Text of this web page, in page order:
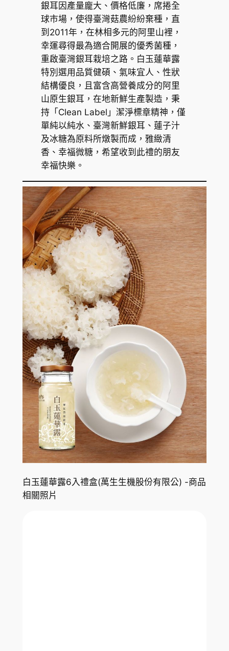
銀耳因產量龐大、價格低廉，席捲全
球市場，使得臺灣菇農紛紛棄種，直
到2011年，在林相多元的阿里山裡，
幸運尋得最為適合開展的優秀菌種，
重啟臺灣銀耳栽培之路。白玉蓮華露
特別選用品質健碩、氣味宜人、性狀
結構優良，且富含高營養成分的阿里
山原生銀耳，在地新鮮生產製造，秉
持「Clean Label」潔淨標章精神，僅
單純以純水、臺灣新鮮銀耳、蓮子汁
及冰糖為原料所燉製而成，雅緻清
香、幸福微糖，希望收到此禮的朋友
幸福快樂。
白玉蓮華露6入禮盒(萬生生機股份有限公) -商品
相關照片